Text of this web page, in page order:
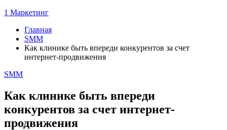
1 Маркетинг
Главная
SMM
Как клинике быть впереди конкурентов за счет
интернет-продвижения
SMM
Как клинике быть впереди
конкурентов за счет интернет-
продвижения